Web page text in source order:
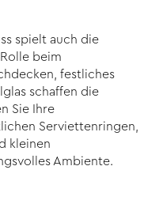
spielt auch die
beim
festliches
schaffen die
Sie Ihre
Serviettenringen,
kleinen
Ambiente.